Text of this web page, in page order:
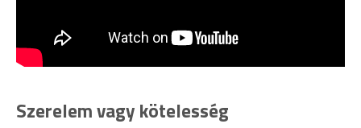
Szerelem vagy kötelesség